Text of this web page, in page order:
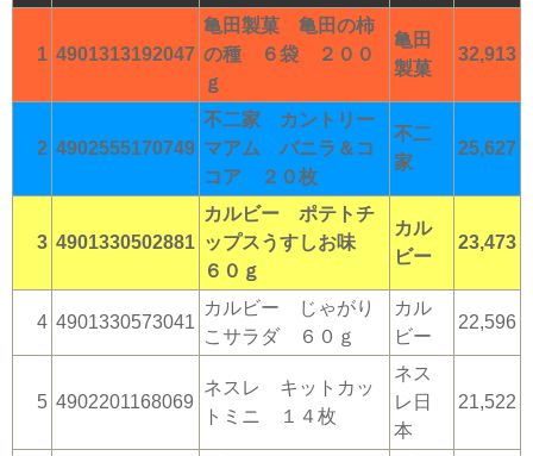
1 4901313192047
亀田製菓 亀田の柿
の種 ６袋 ２００
ｇ
亀田
製菓
32,913
2 4902555170749
不二家 カントリー
マアム バニラ＆コ
コア ２０枚
不二
家
25,627
3 4901330502881
カルビー ポテトチ
ップスうすしお味
６０ｇ
カル
ビー
23,473
4 4901330573041
カルビー じゃがり
こサラダ ６０ｇ
カル
ビー
22,596
5 4902201168069
ネスレ キットカッ
トミニ １４枚
ネス
レ日
本
21,522